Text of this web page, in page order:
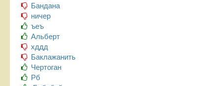
Бандана
ничер
ъеъ
Альберт
хддд
Баклажанить
Чертоган
Рб